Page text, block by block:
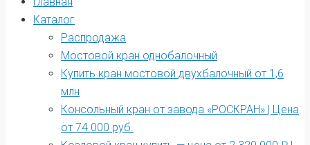
Каталог
Распродажа
Мостовой кран однобалочный
Купить кран мостовой двухбалочный от 1,6
млн
Консольный кран от завода «РОСКРАН» | Цена
от 74 000 руб.